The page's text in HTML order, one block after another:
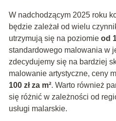
W nadchodzącym 2025 roku
będzie zależał od wielu
utrzymują się na poziomie od
standardowego malowania w
zdecydujemy się na bardziej
malowanie artystyczne, ceny
100 zł za m². Warto również
się różnić w zależności od
usługi malarskie.